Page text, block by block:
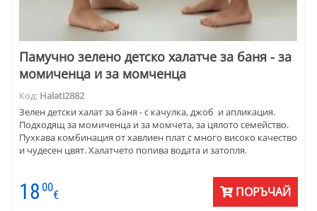
Памучно зелено детско халатче за баня - за
момиченца и за момченца
Код: Halati2882
Зелен детски халат за баня - с качулка, джоб и апликация.
Подходящ за момиченца и за момчета, за цялото семейство.
Пухкава комбинация от хавлиен плат с много високо качество
и чудесен цвят. Халатчето попива водата и затопля.
18 00
€ ПОРЪЧАЙ